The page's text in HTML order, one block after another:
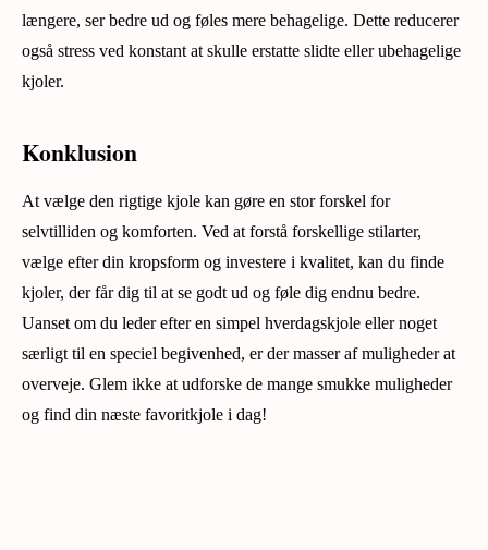
længere, ser bedre ud og føles mere behagelige. Dette reducerer
også stress ved konstant at skulle erstatte slidte eller ubehagelige
kjoler.
Konklusion
At vælge den rigtige kjole kan gøre en stor forskel for
selvtilliden og komforten. Ved at forstå forskellige stilarter,
vælge efter din kropsform og investere i kvalitet, kan du finde
kjoler, der får dig til at se godt ud og føle dig endnu bedre.
Uanset om du leder efter en simpel hverdagskjole eller noget
særligt til en speciel begivenhed, er der masser af muligheder at
overveje. Glem ikke at udforske de mange smukke muligheder
og find din næste favoritkjole i dag!